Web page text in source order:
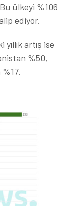
ülkeyi %106
ediyor.
artış ise
%50,